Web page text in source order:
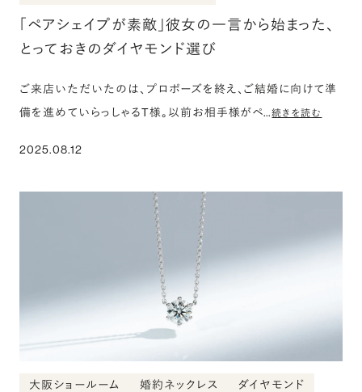
「ペアシェイプが素敵」彼女の一言から始まった、
とっておきのダイヤモンド選び
ご来店いただいたのは、プロポーズを終え、ご結婚に向けて準
備を進めていらっしゃるT様。以前お相手様がペ…続きを読む
2025.08.12
大阪ショールーム 婚約ネックレス ダイヤモンド